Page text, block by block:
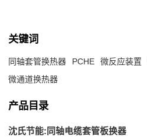
关键词
同轴套管换热器 PCHE 微反应装置
微通道换热器
产品目录
沈氏节能:同轴电缆套管板换器